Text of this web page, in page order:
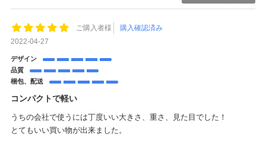
ご購入者様
購入確認済み
2022-04-27
デザイン
品質
梱包、配送
コンパクトで軽い
うちの会社で使うには丁度いい大きさ、重さ、見た目でした！
とてもいい買い物が出来ました。